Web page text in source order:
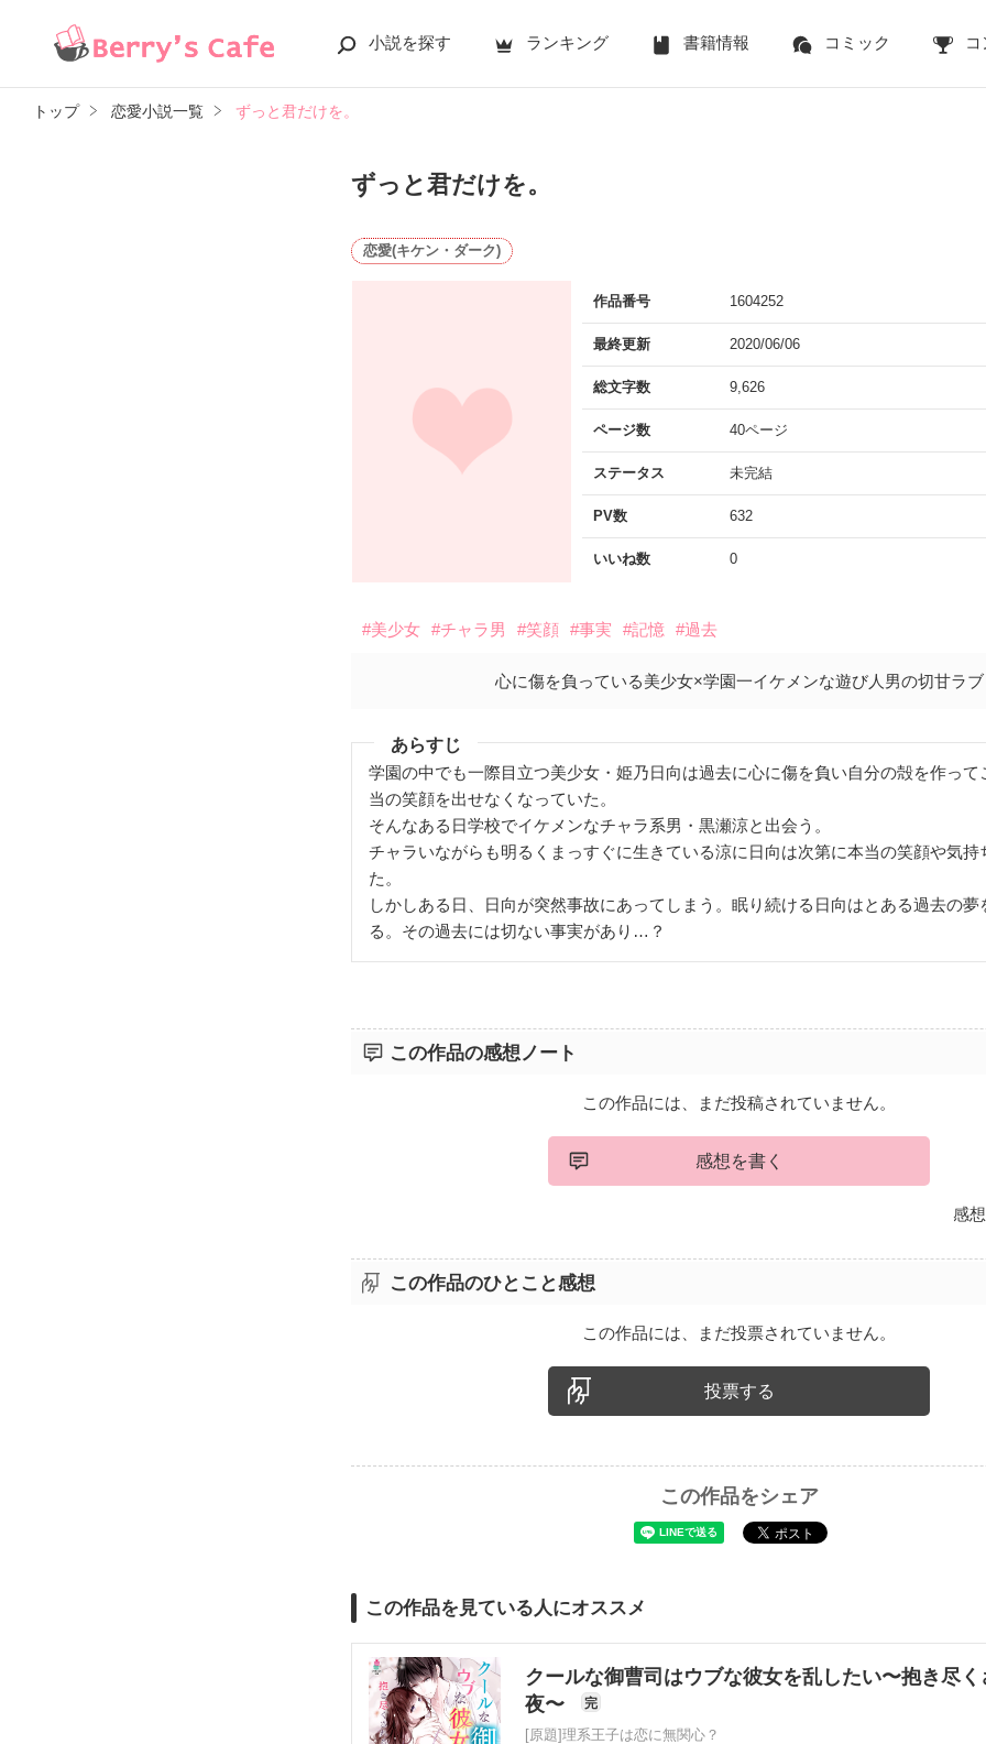
小説を探す ランキング 書籍情報 コミック コ
トップ 恋愛小説一覧 ずっと君だけを。
ずっと君だけを。
恋愛(キケン・ダーク)
作品番号 1604252
最終更新 2020/06/06
総文字数 9,626
ページ数 40ページ
ステータス 未完結
PV数 632
いいね数 0
#美少女 #チャラ男 #笑顔 #事実 #記憶 #過去
心に傷を負っている美少女×学園一イケメンな遊び人男の切甘ラブ
あらすじ
学園の中でも一際目立つ美少女・姫乃日向は過去に心に傷を負い自分の殻を作って
当の笑顔を出せなくなっていた。
そんなある日学校でイケメンなチャラ系男・黒瀬涼と出会う。
チャラいながらも明るくまっすぐに生きている涼に日向は次第に本当の笑顔や気持
た。
しかしある日、日向が突然事故にあってしまう。眠り続ける日向はとある過去の夢
る。その過去には切ない事実があり…？
この作品の感想ノート
この作品には、まだ投稿されていません。
感想を書く
感
この作品のひとこと感想
この作品には、まだ投票されていません。
投票する
この作品をシェア
この作品を見ている人にオススメ
クールな御曹司はウブな彼女を乱したい〜抱き尽
夜〜
完
[原題]理系王子は恋に無関心？